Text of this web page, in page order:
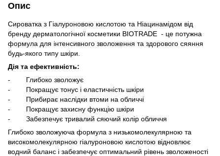
Опис
Сироватка з Гіалуроновою кислотою та Ніацинамідом від
бренду дерматологічної косметики BIOTRADE - це потужна
формула для інтенсивного зволоження та здорового сяяння
будь-якого типу шкіри.
Дія та ефективність:
- Глибоко зволожує
- Покращує тонус і еластичність шкіри
- Прибирає наслідки втоми на обличчі
- Покращує захисну функцію шкіри
- Забезпечує тривалий сяючий колір обличчя
Глибоко зволожуюча формула з низькомолекулярною та
високомолекулярною гіалуроновою кислотою відновлює
водний баланс і забезпечує оптимальний рівень зволоженості